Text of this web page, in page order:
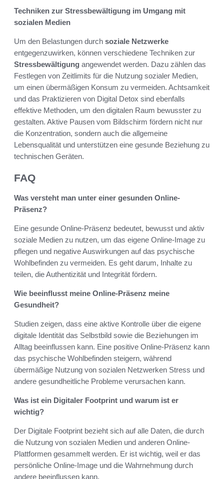
Techniken zur Stressbewältigung im Umgang mit
sozialen Medien
Um den Belastungen durch soziale Netzwerke
entgegenzuwirken, können verschiedene Techniken zur
Stressbewältigung angewendet werden. Dazu zählen das
Festlegen von Zeitlimits für die Nutzung sozialer Medien,
um einen übermäßigen Konsum zu vermeiden. Achtsamkeit
und das Praktizieren von Digital Detox sind ebenfalls
effektive Methoden, um den digitalen Raum bewusster zu
gestalten. Aktive Pausen vom Bildschirm fördern nicht nur
die Konzentration, sondern auch die allgemeine
Lebensqualität und unterstützen eine gesunde Beziehung zu
technischen Geräten.
FAQ
Was versteht man unter einer gesunden Online-
Präsenz?
Eine gesunde Online-Präsenz bedeutet, bewusst und aktiv
soziale Medien zu nutzen, um das eigene Online-Image zu
pflegen und negative Auswirkungen auf das psychische
Wohlbefinden zu vermeiden. Es geht darum, Inhalte zu
teilen, die Authentizität und Integrität fördern.
Wie beeinflusst meine Online-Präsenz meine
Gesundheit?
Studien zeigen, dass eine aktive Kontrolle über die eigene
digitale Identität das Selbstbild sowie die Beziehungen im
Alltag beeinflussen kann. Eine positive Online-Präsenz kann
das psychische Wohlbefinden steigern, während
übermäßige Nutzung von sozialen Netzwerken Stress und
andere gesundheitliche Probleme verursachen kann.
Was ist ein Digitaler Footprint und warum ist er
wichtig?
Der Digitale Footprint bezieht sich auf alle Daten, die durch
die Nutzung von sozialen Medien und anderen Online-
Plattformen gesammelt werden. Er ist wichtig, weil er das
persönliche Online-Image und die Wahrnehmung durch
andere beeinflussen kann.